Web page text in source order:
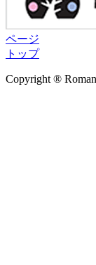
ページ
トップ
Copyright ®